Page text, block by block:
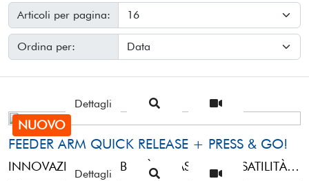
Articoli per pagina:
Ordina per:
Dettagli
NUOVO
FEEDER ARM QUICK RELEASE + PRESS & GO!
INNOVAZIONE, STABILITÀ E MASSIMA VERSATILITÀIl FEEDER ARM è un braccio telescopico leggero, robusto e multifunzionale, pensato per l'appoggio delle canne ...
Dettagli